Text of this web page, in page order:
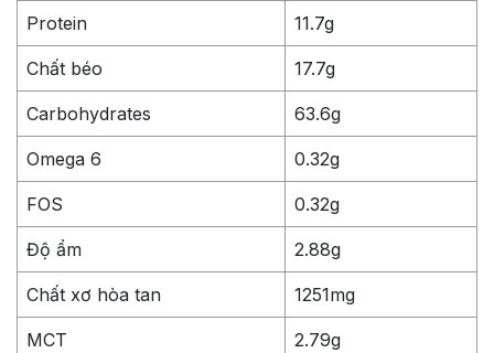
Protein 11.7g
Chất béo 17.7g
Carbohydrates 63.6g
Omega 6 0.32g
FOS 0.32g
Độ ẩm 2.88g
Chất xơ hòa tan 1251mg
MCT 2.79g